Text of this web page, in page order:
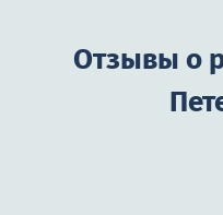
Отзывы о